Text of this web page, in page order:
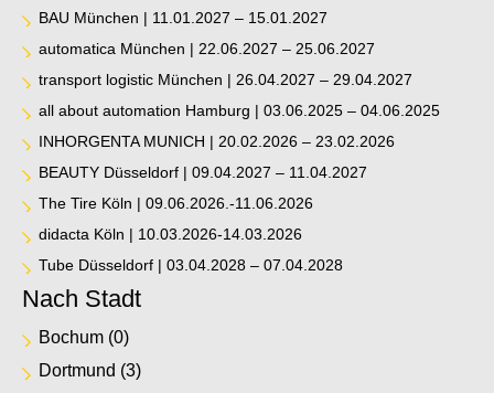
BAU München | 11.01.2027 – 15.01.2027
automatica München | 22.06.2027 – 25.06.2027
transport logistic München | 26.04.2027 – 29.04.2027
all about automation Hamburg | 03.06.2025 – 04.06.2025
INHORGENTA MUNICH | 20.02.2026 – 23.02.2026
BEAUTY Düsseldorf | 09.04.2027 – 11.04.2027
The Tire Köln | 09.06.2026.-11.06.2026
didacta Köln | 10.03.2026-14.03.2026
Tube Düsseldorf | 03.04.2028 – 07.04.2028
Nach Stadt
Bochum (0)
Dortmund (3)